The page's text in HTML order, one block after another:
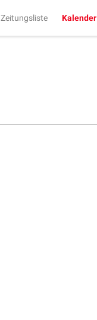
Zeitungsliste Kalender